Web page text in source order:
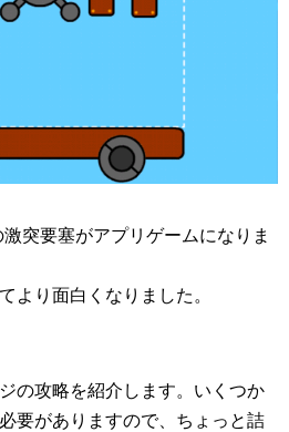
突要塞がアプリゲームになりま
より面白くなりました。
の攻略を紹介します。いくつか
要がありますので、ちょっと詰